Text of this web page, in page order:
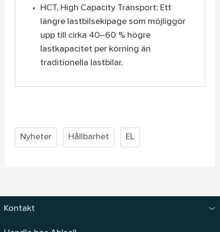
HCT, High Capacity Transport: Ett
längre lastbilsekipage som möjliggör
upp till cirka 40–60 % högre
lastkapacitet per körning än
traditionella lastbilar.
Nyheter Hållbarhet EL
Kontakt